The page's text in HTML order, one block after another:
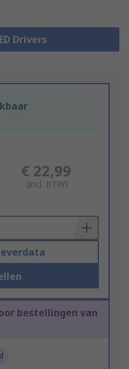
Drivers
€ 22,99
(incl. BTW)
bestellingen van